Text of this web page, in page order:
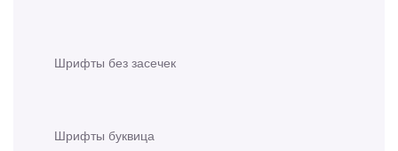
Шрифты без засечек
Шрифты буквица